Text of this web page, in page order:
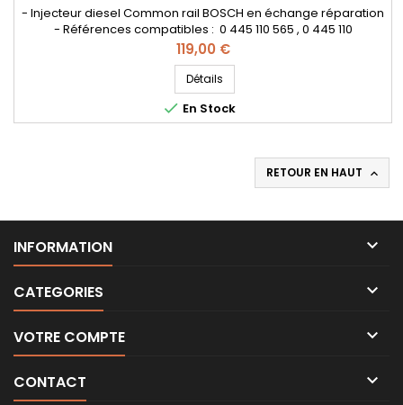
- Injecteur diesel Common rail BOSCH en échange réparation
- Références compatibles : 0 445 110 565 , 0 445 110
566 , 9802776680 , 98 027 76680 - Pour motorisation Peugeot
Citroen PSA 1.6 HDI Pièce d’origine
Prix
119,00 €
Détails
 En Stock
RETOUR EN HAUT 
INFORMATION 
CATEGORIES 
VOTRE COMPTE 
CONTACT 